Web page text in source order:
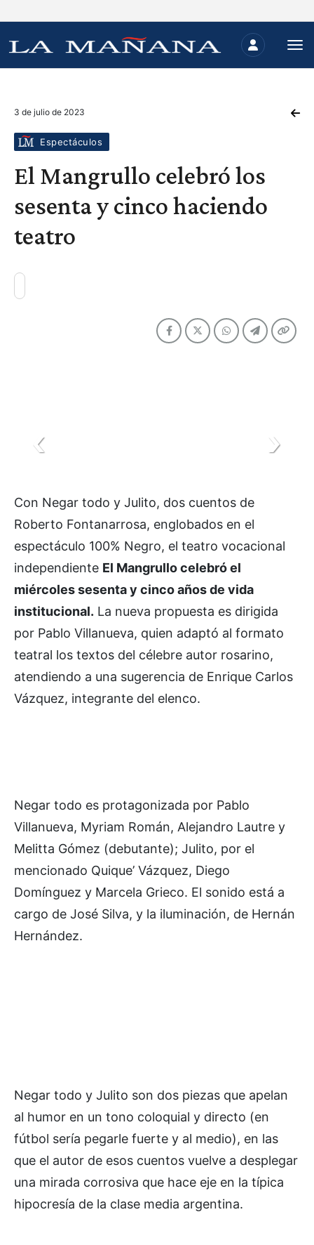
3 de julio de 2023
Espectáculos
El Mangrullo celebró los
sesenta y cinco haciendo
teatro
Con Negar todo y Julito, dos cuentos de
Roberto Fontanarrosa, englobados en el
espectáculo 100% Negro, el teatro vocacional
independiente El Mangrullo celebró el
miércoles sesenta y cinco años de vida
institucional. La nueva propuesta es dirigida
por Pablo Villanueva, quien adaptó al formato
teatral los textos del célebre autor rosarino,
atendiendo a una sugerencia de Enrique Carlos
Vázquez, integrante del elenco.
Negar todo es protagonizada por Pablo
Villanueva, Myriam Román, Alejandro Lautre y
Melitta Gómez (debutante); Julito, por el
mencionado Quique’ Vázquez, Diego
Domínguez y Marcela Grieco. El sonido está a
cargo de José Silva, y la iluminación, de Hernán
Hernández.
Negar todo y Julito son dos piezas que apelan
al humor en un tono coloquial y directo (en
fútbol sería pegarle fuerte y al medio), en las
que el autor de esos cuentos vuelve a desplegar
una mirada corrosiva que hace eje en la típica
hipocresía de la clase media argentina.